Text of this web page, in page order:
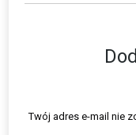
Twój adres e-mail nie